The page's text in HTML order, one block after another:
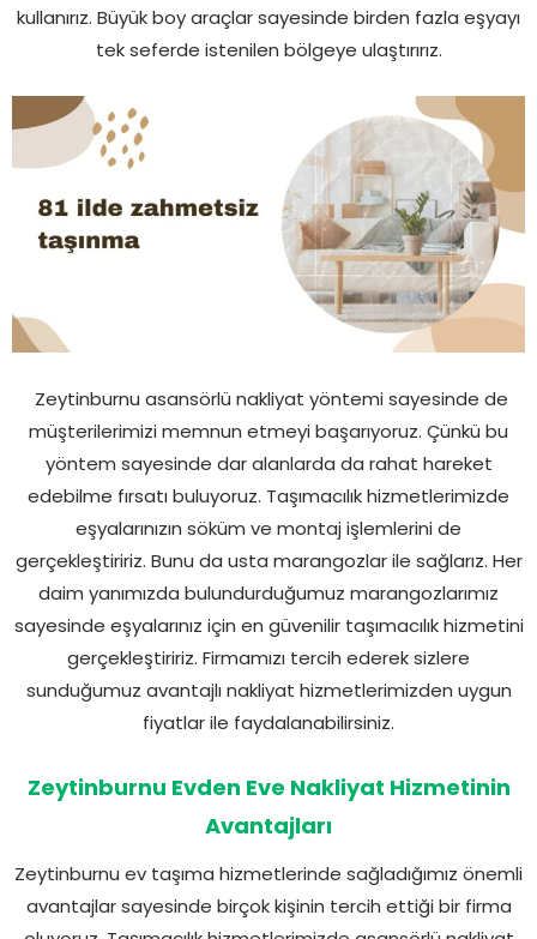
kullanırız. Büyük boy araçlar sayesinde birden fazla eşyayı
tek seferde istenilen bölgeye ulaştırırız.
Zeytinburnu asansörlü nakliyat yöntemi sayesinde de
müşterilerimizi memnun etmeyi başarıyoruz. Çünkü bu
yöntem sayesinde dar alanlarda da rahat hareket
edebilme fırsatı buluyoruz. Taşımacılık hizmetlerimizde
eşyalarınızın söküm ve montaj işlemlerini de
gerçekleştiririz. Bunu da usta marangozlar ile sağlarız. Her
daim yanımızda bulundurduğumuz marangozlarımız
sayesinde eşyalarınız için en güvenilir taşımacılık hizmetini
gerçekleştiririz. Firmamızı tercih ederek sizlere
sunduğumuz avantajlı nakliyat hizmetlerimizden uygun
fiyatlar ile faydalanabilirsiniz.
Zeytinburnu Evden Eve Nakliyat Hizmetinin
Avantajları
Zeytinburnu ev taşıma hizmetlerinde sağladığımız önemli
avantajlar sayesinde birçok kişinin tercih ettiği bir firma